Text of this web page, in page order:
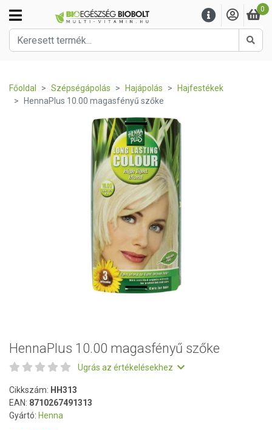
0
Főoldal Szépségápolás Hajápolás
Hajfestékek
HennaPlus 10.00 magasfényű szőke
HennaPlus 10.00 magasfényű szőke
Ugrás az értékelésekhez
Cikkszám: HH313
EAN: 8710267491313
Gyártó: Henna